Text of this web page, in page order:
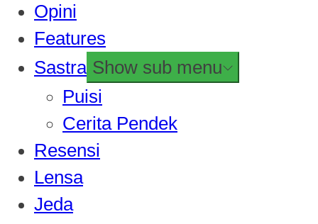
Opini
Features
Sastra Show sub menu
Puisi
Cerita Pendek
Resensi
Lensa
Jeda